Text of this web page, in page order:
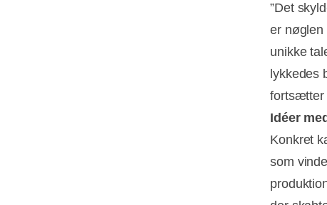
”Det
er nøglen
unikke
lykkedes
fortsætter
Idéer
Konkret
som